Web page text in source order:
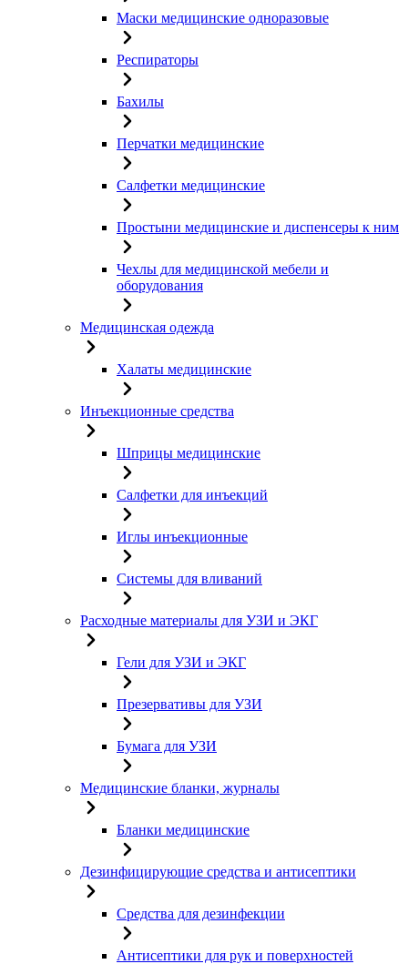
Маски медицинские одноразовые
Респираторы
Бахилы
Перчатки медицинские
Салфетки медицинские
Простыни медицинские и диспенсеры к ним
Чехлы для медицинской мебели и
оборудования
Медицинская одежда
Халаты медицинские
Инъекционные средства
Шприцы медицинские
Салфетки для инъекций
Иглы инъекционные
Системы для вливаний
Расходные материалы для УЗИ и ЭКГ
Гели для УЗИ и ЭКГ
Презервативы для УЗИ
Бумага для УЗИ
Медицинские бланки, журналы
Бланки медицинские
Дезинфицирующие средства и антисептики
Средства для дезинфекции
Антисептики для рук и поверхностей